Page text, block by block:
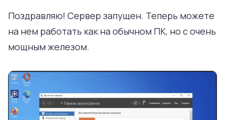
Поздравляю! Сервер запущен. Теперь можете
на нем работать как на обычном ПК, но с очень
мощным железом.